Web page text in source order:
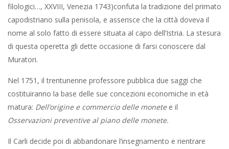
filologici…, XXVIII, Venezia 1743)confuta la tradizione del primato
capodistriano sulla penisola, e asserisce che la città doveva il
nome al solo fatto di essere situata al capo dell’Istria. La stesura
di questa operetta gli dette occasione di farsi conoscere dal
Muratori.
Nel 1751, il trentunenne professore pubblica due saggi che
costituiranno la base delle sue concezioni economiche in età
matura: Dell’origine e commercio delle monetee il
Osservazioni preventive al piano delle monete.
Il Carli decide poi di abbandonare l’insegnamento e rientrare